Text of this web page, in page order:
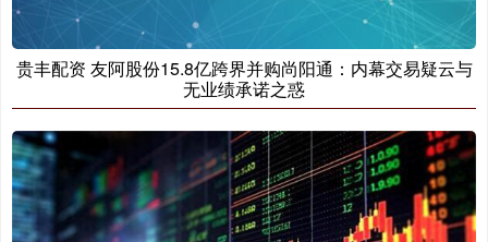
贵丰配资 友阿股份15.8亿跨界并购尚阳通：内幕交易疑云与
无业绩承诺之惑